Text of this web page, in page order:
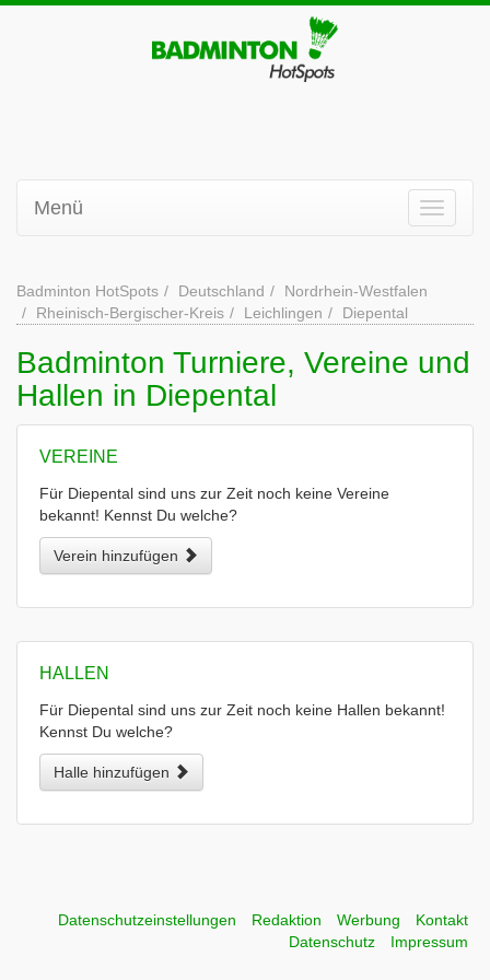
Menü
Badminton HotSpots Deutschland
Nordrhein-Westfalen
Rheinisch-Bergischer-Kreis
Leichlingen Diepental
Badminton Turniere, Vereine und
Hallen in Diepental
VEREINE
Für Diepental sind uns zur Zeit noch keine Vereine
bekannt! Kennst Du welche?
Verein hinzufügen
HALLEN
Für Diepental sind uns zur Zeit noch keine Hallen bekannt!
Kennst Du welche?
Halle hinzufügen
Datenschutzeinstellungen Redaktion Werbung
Kontakt
Datenschutz
Impressum